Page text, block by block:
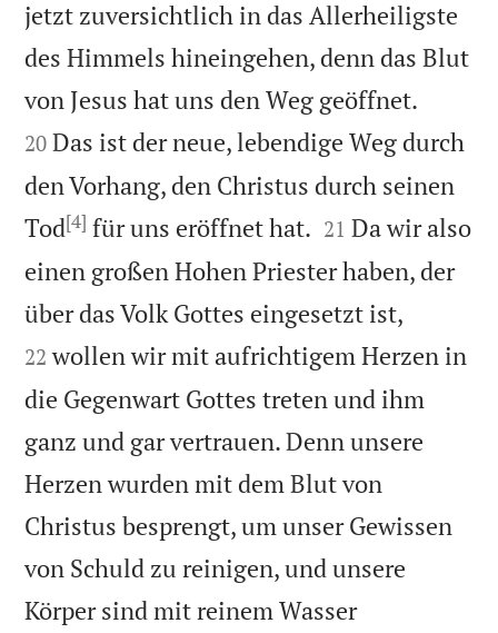
jetzt zuversichtlich in das Allerheiligste
des Himmels hineingehen, denn das Blut
von Jesus hat uns den Weg geöffnet.
20 Das ist der neue, lebendige Weg durch
den Vorhang, den Christus durch seinen
Tod[4] für uns eröffnet hat. 

21 Da wir also
einen großen Hohen Priester haben, der
über das Volk Gottes eingesetzt ist,
22 wollen wir mit aufrichtigem Herzen in
die Gegenwart Gottes treten und ihm
ganz und gar vertrauen. Denn unsere
Herzen wurden mit dem Blut von
Christus besprengt, um unser Gewissen
von Schuld zu reinigen, und unsere
Körper sind mit reinem Wasser